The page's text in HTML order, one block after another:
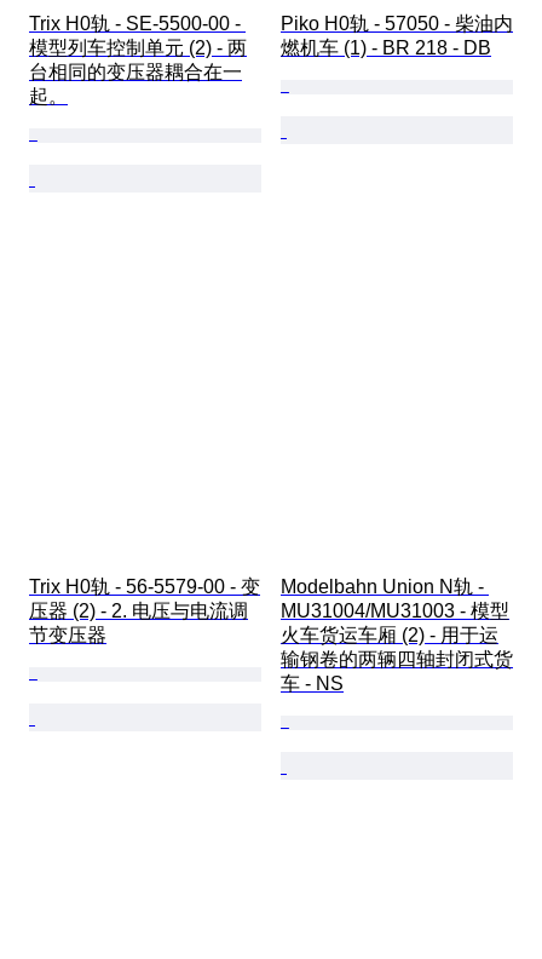
Trix H0轨 - SE-5500-00 -
模型列车控制单元 (2) - 两
台相同的变压器耦合在一
起。
Piko H0轨 - 57050 - 柴油内
燃机车 (1) - BR 218 - DB
Trix H0轨 - 56-5579-00 - 变
压器 (2) - 2. 电压与电流调
节变压器
Modelbahn Union N轨 -
MU31004/MU31003 - 模型
火车货运车厢 (2) - 用于运
输钢卷的两辆四轴封闭式货
车 - NS